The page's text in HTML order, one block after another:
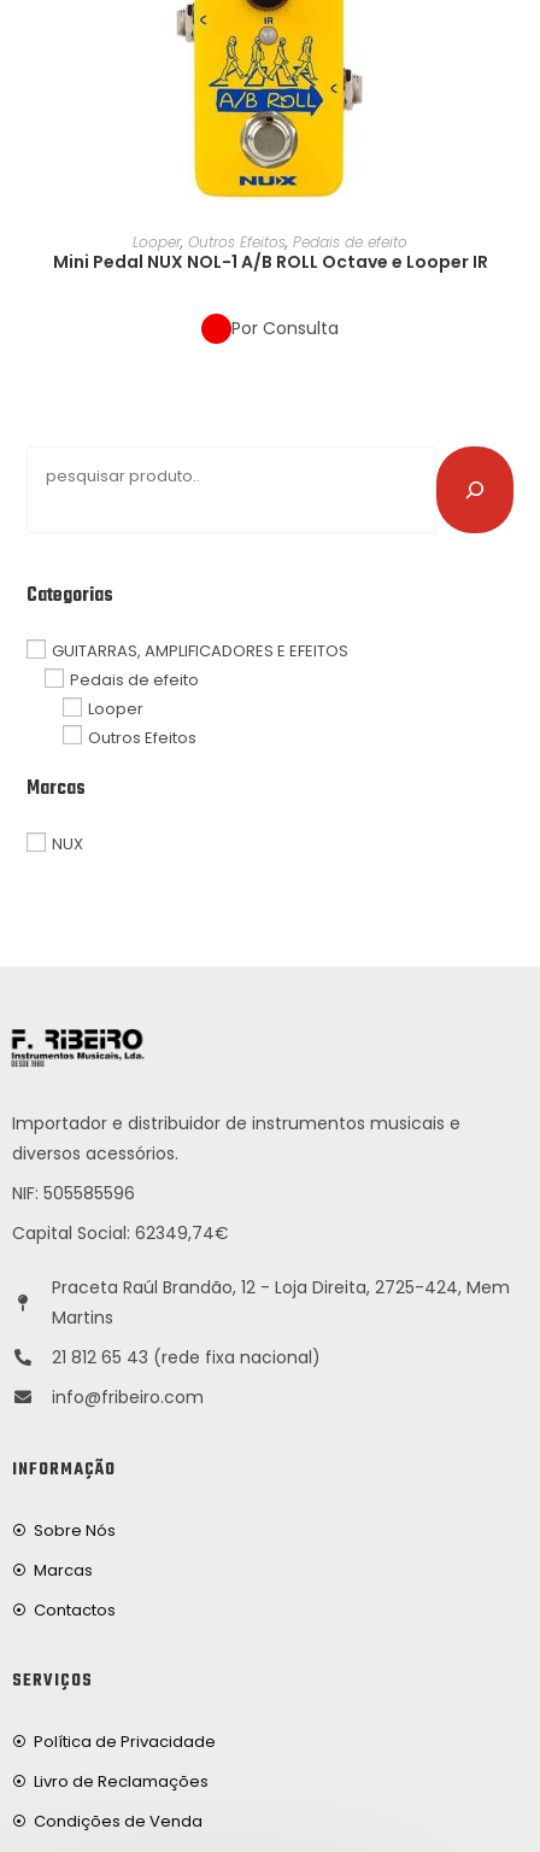
Looper, Outros Efeitos, Pedais de efeito
Mini Pedal NUX NOL-1 A/B ROLL Octave e Looper IR
Por Consulta
Categorias
GUITARRAS, AMPLIFICADORES E EFEITOS
Pedais de efeito
Looper
Outros Efeitos
Marcas
NUX
Importador e distribuidor de instrumentos musicais e
diversos acessórios.
NIF: 505585596
Capital Social: 62349,74€
Praceta Raúl Brandão, 12 - Loja Direita, 2725-424, Mem
Martins
21 812 65 43 (rede fixa nacional)
info@fribeiro.com
INFORMAÇÃO
Sobre Nós
Marcas
Contactos
SERVIÇOS
Política de Privacidade
Livro de Reclamações
Condições de Venda